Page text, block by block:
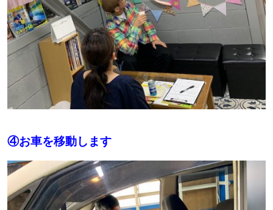
④お車を移動します